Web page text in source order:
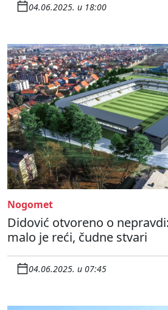
04.06.2025. u 18:00
Nogomet
Didović otvoreno o
malo je reći, čudne stvari
04.06.2025. u 07:45